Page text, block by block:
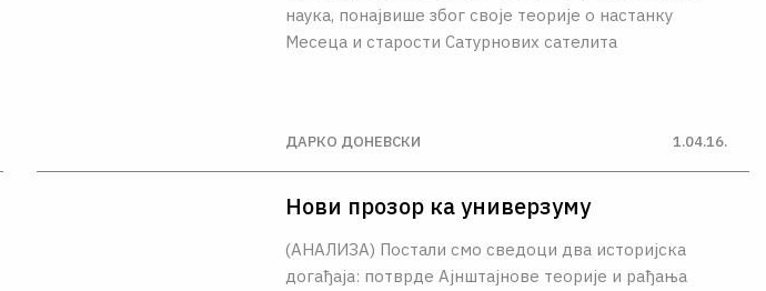
наука, понајвише због своје теорије о настанку
Месеца и старости Сатурнових сателита
ДАРКО ДОНЕВСКИ 1.04.16.
Нови прозор ка универзуму
(АНАЛИЗА) Постали смо сведоци два историјска
догађаја: потврде Ајнштајнове теорије и рађања